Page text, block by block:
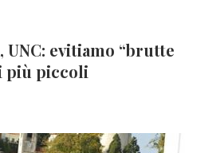
UNC: evitiamo “brutte
più piccoli